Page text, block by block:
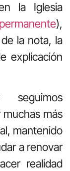
la Iglesia
),
la nota, la
explicación
seguimos
más
mantenido
a renovar
realidad